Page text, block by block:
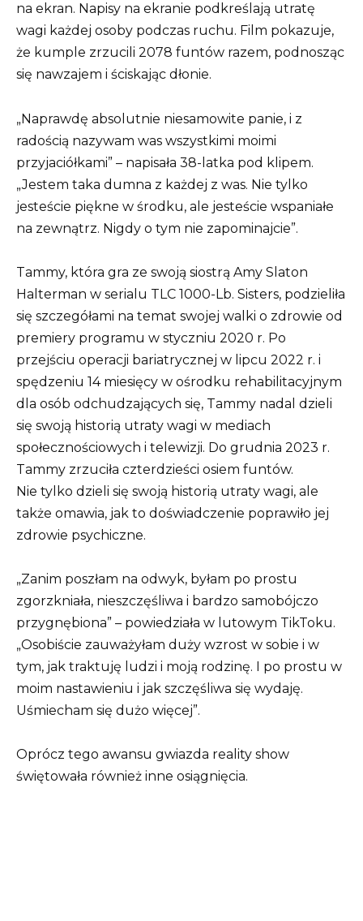
na ekran. Napisy na ekranie podkreślają utratę
wagi każdej osoby podczas ruchu. Film pokazuje,
że kumple zrzucili 2078 funtów razem, podnosząc
się nawzajem i ściskając dłonie.
„Naprawdę absolutnie niesamowite panie, i z
radością nazywam was wszystkimi moimi
przyjaciółkami” – napisała 38-latka pod klipem.
„Jestem taka dumna z każdej z was. Nie tylko
jesteście piękne w środku, ale jesteście wspaniałe
na zewnątrz. Nigdy o tym nie zapominajcie”.
Tammy, która gra ze swoją siostrą Amy Slaton
Halterman w serialu TLC 1000-Lb. Sisters, podzieliła
się szczegółami na temat swojej walki o zdrowie od
premiery programu w styczniu 2020 r. Po
przejściu operacji bariatrycznej w lipcu 2022 r. i
spędzeniu 14 miesięcy w ośrodku rehabilitacyjnym
dla osób odchudzających się, Tammy nadal dzieli
się swoją historią utraty wagi w mediach
społecznościowych i telewizji. Do grudnia 2023 r.
Tammy zrzuciła czterdzieści osiem funtów.
Nie tylko dzieli się swoją historią utraty wagi, ale
także omawia, jak to doświadczenie poprawiło jej
zdrowie psychiczne.
„Zanim poszłam na odwyk, byłam po prostu
zgorzkniała, nieszczęśliwa i bardzo samobójczo
przygnębiona” – powiedziała w lutowym TikToku.
„Osobiście zauważyłam duży wzrost w sobie i w
tym, jak traktuję ludzi i moją rodzinę. I po prostu w
moim nastawieniu i jak szczęśliwa się wydaję.
Uśmiecham się dużo więcej”.
Oprócz tego awansu gwiazda reality show
świętowała również inne osiągnięcia.